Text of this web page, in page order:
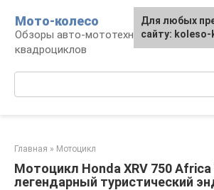
контенту
Мото-колесо
Обзоры авто-мототехники,
квадроциклов
Главная » Мотоцикл
Мотоцикл Honda XRV 750 Africa
легендарный туристический
Для любых
сайту: